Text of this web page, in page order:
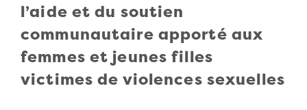
l’aide et du soutien
communautaire apporté aux
femmes et jeunes filles
victimes de violences sexuelles